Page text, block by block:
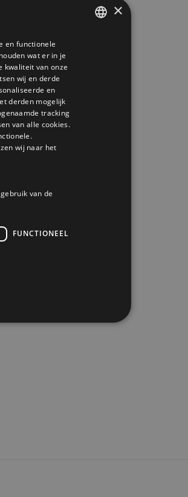
product
×
en functionele
wat er in je
kwaliteit van onze
wij en derde
en
derden mogelijk
tracking
van alle cookies.
wij naar het
van de
FUNCTIONEEL